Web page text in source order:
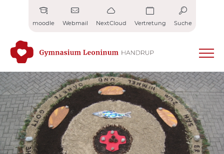
moodle Webmail NextCloud Vertretung Suche